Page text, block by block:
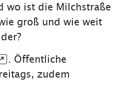
wo ist die Milchstraße
groß und wie weit
. Öffentliche
zudem